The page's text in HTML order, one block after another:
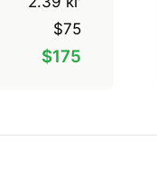
$75
$175